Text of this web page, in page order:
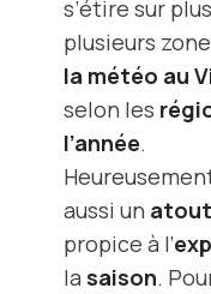
s’étire sur
plusieurs
la météo au
selon les
l’année.
aussi un atout
propice à l’
la saison.